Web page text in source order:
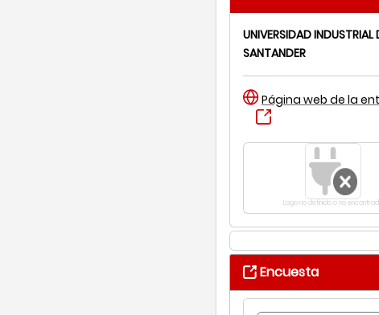
UNIVERSIDAD INDUSTRIAL
SANTANDER
Página web de la
Logo no definido o no
Encuesta